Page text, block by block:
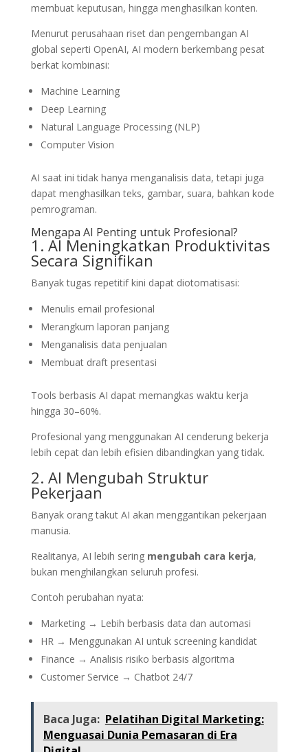
membuat keputusan, hingga menghasilkan konten.
Menurut perusahaan riset dan pengembangan AI
global seperti OpenAI, AI modern berkembang pesat
berkat kombinasi:
Machine Learning
Deep Learning
Natural Language Processing (NLP)
Computer Vision
AI saat ini tidak hanya menganalisis data, tetapi juga
dapat menghasilkan teks, gambar, suara, bahkan kode
pemrograman.
Mengapa AI Penting untuk Profesional?
1. AI Meningkatkan Produktivitas
Secara Signifikan
Banyak tugas repetitif kini dapat diotomatisasi:
Menulis email profesional
Merangkum laporan panjang
Menganalisis data penjualan
Membuat draft presentasi
Tools berbasis AI dapat memangkas waktu kerja
hingga 30–60%.
Profesional yang menggunakan AI cenderung bekerja
lebih cepat dan lebih efisien dibandingkan yang tidak.
2. AI Mengubah Struktur
Pekerjaan
Banyak orang takut AI akan menggantikan pekerjaan
manusia.
Realitanya, AI lebih sering mengubah cara kerja,
bukan menghilangkan seluruh profesi.
Contoh perubahan nyata:
Marketing → Lebih berbasis data dan automasi
HR → Menggunakan AI untuk screening kandidat
Finance → Analisis risiko berbasis algoritma
Customer Service → Chatbot 24/7
Baca Juga: Pelatihan Digital Marketing:
Menguasai Dunia Pemasaran di Era